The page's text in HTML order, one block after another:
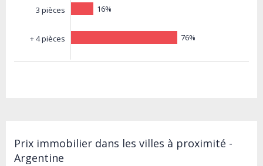
3 pièces
+ 4 pièces
16%
76%
Prix immobilier dans les villes à proximité -
Argentine